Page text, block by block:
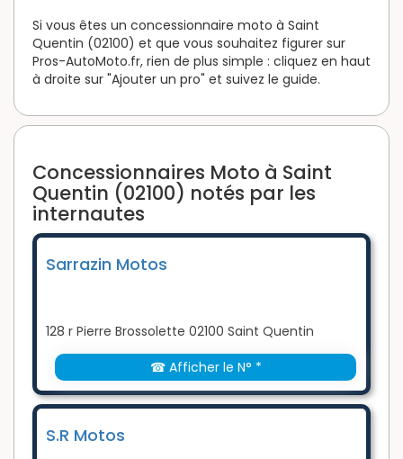
Si vous êtes un concessionnaire moto à Saint
Quentin (02100) et que vous souhaitez figurer sur
Pros-AutoMoto.fr, rien de plus simple : cliquez en haut
à droite sur "Ajouter un pro" et suivez le guide.
Concessionnaires Moto à Saint
Quentin (02100) notés par les
internautes
Sarrazin Motos
128 r Pierre Brossolette 02100 Saint Quentin
☎ Afficher le N° *
S.R Motos